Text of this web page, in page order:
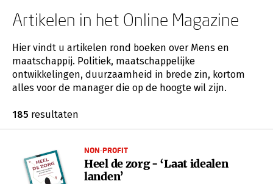
Artikelen in het Online Magazine
Hier vindt u artikelen rond boeken over Mens en
maatschappij. Politiek, maatschappelijke
ontwikkelingen, duurzaamheid in brede zin, kortom
alles voor de manager die op de hoogte wil zijn.
185 resultaten
NON-PROFIT
Heel de zorg - ‘Laat idealen
landen’